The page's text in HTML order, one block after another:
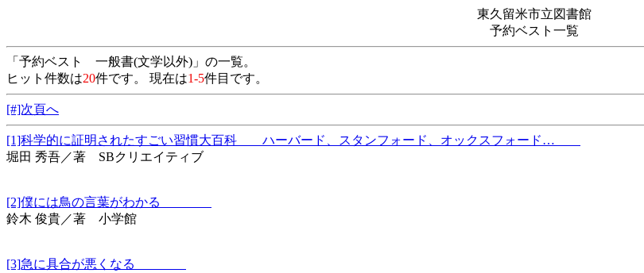
東久留米市立図書館
予約ベスト一覧
「予約ベスト 一般書(文学以外)」の一覧。
ヒット件数は20件です。 現在は1-5件目です。
[#]次頁へ
[1]科学的に証明されたすごい習慣大百科 ハーバード、スタンフォード、オックスフォード…
堀田 秀吾／著 SBクリエイティブ
[2]僕には鳥の言葉がわかる
鈴木 俊貴／著 小学館
[3]急に具合が悪くなる